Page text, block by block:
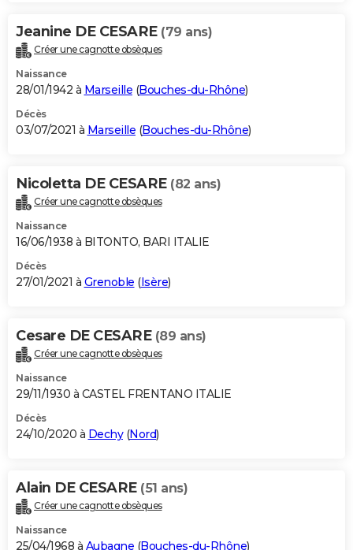
Jeanine DE CESARE (79 ans)
Créer une cagnotte obsèques
Naissance
28/01/1942 à Marseille (Bouches-du-Rhône)
Décès
03/07/2021 à Marseille (Bouches-du-Rhône)
Nicoletta DE CESARE (82 ans)
Créer une cagnotte obsèques
Naissance
16/06/1938 à BITONTO, BARI ITALIE
Décès
27/01/2021 à Grenoble (Isère)
Cesare DE CESARE (89 ans)
Créer une cagnotte obsèques
Naissance
29/11/1930 à CASTEL FRENTANO ITALIE
Décès
24/10/2020 à Dechy(Nord)
Alain DE CESARE (51 ans)
Créer une cagnotte obsèques
Naissance
25/04/1968 à Aubagne (Bouches-du-Rhône)